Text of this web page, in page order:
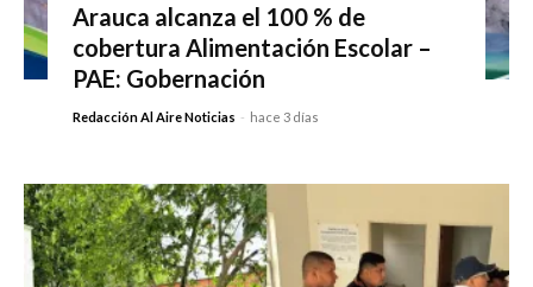
Arauca alcanza el 100 % de
cobertura Alimentación Escolar –
PAE: Gobernación
Redacción Al Aire Noticias - hace 3 días